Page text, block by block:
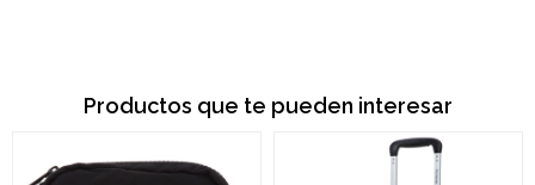
Productos que te pueden interesar